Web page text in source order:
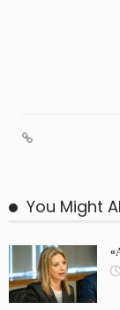
You Might